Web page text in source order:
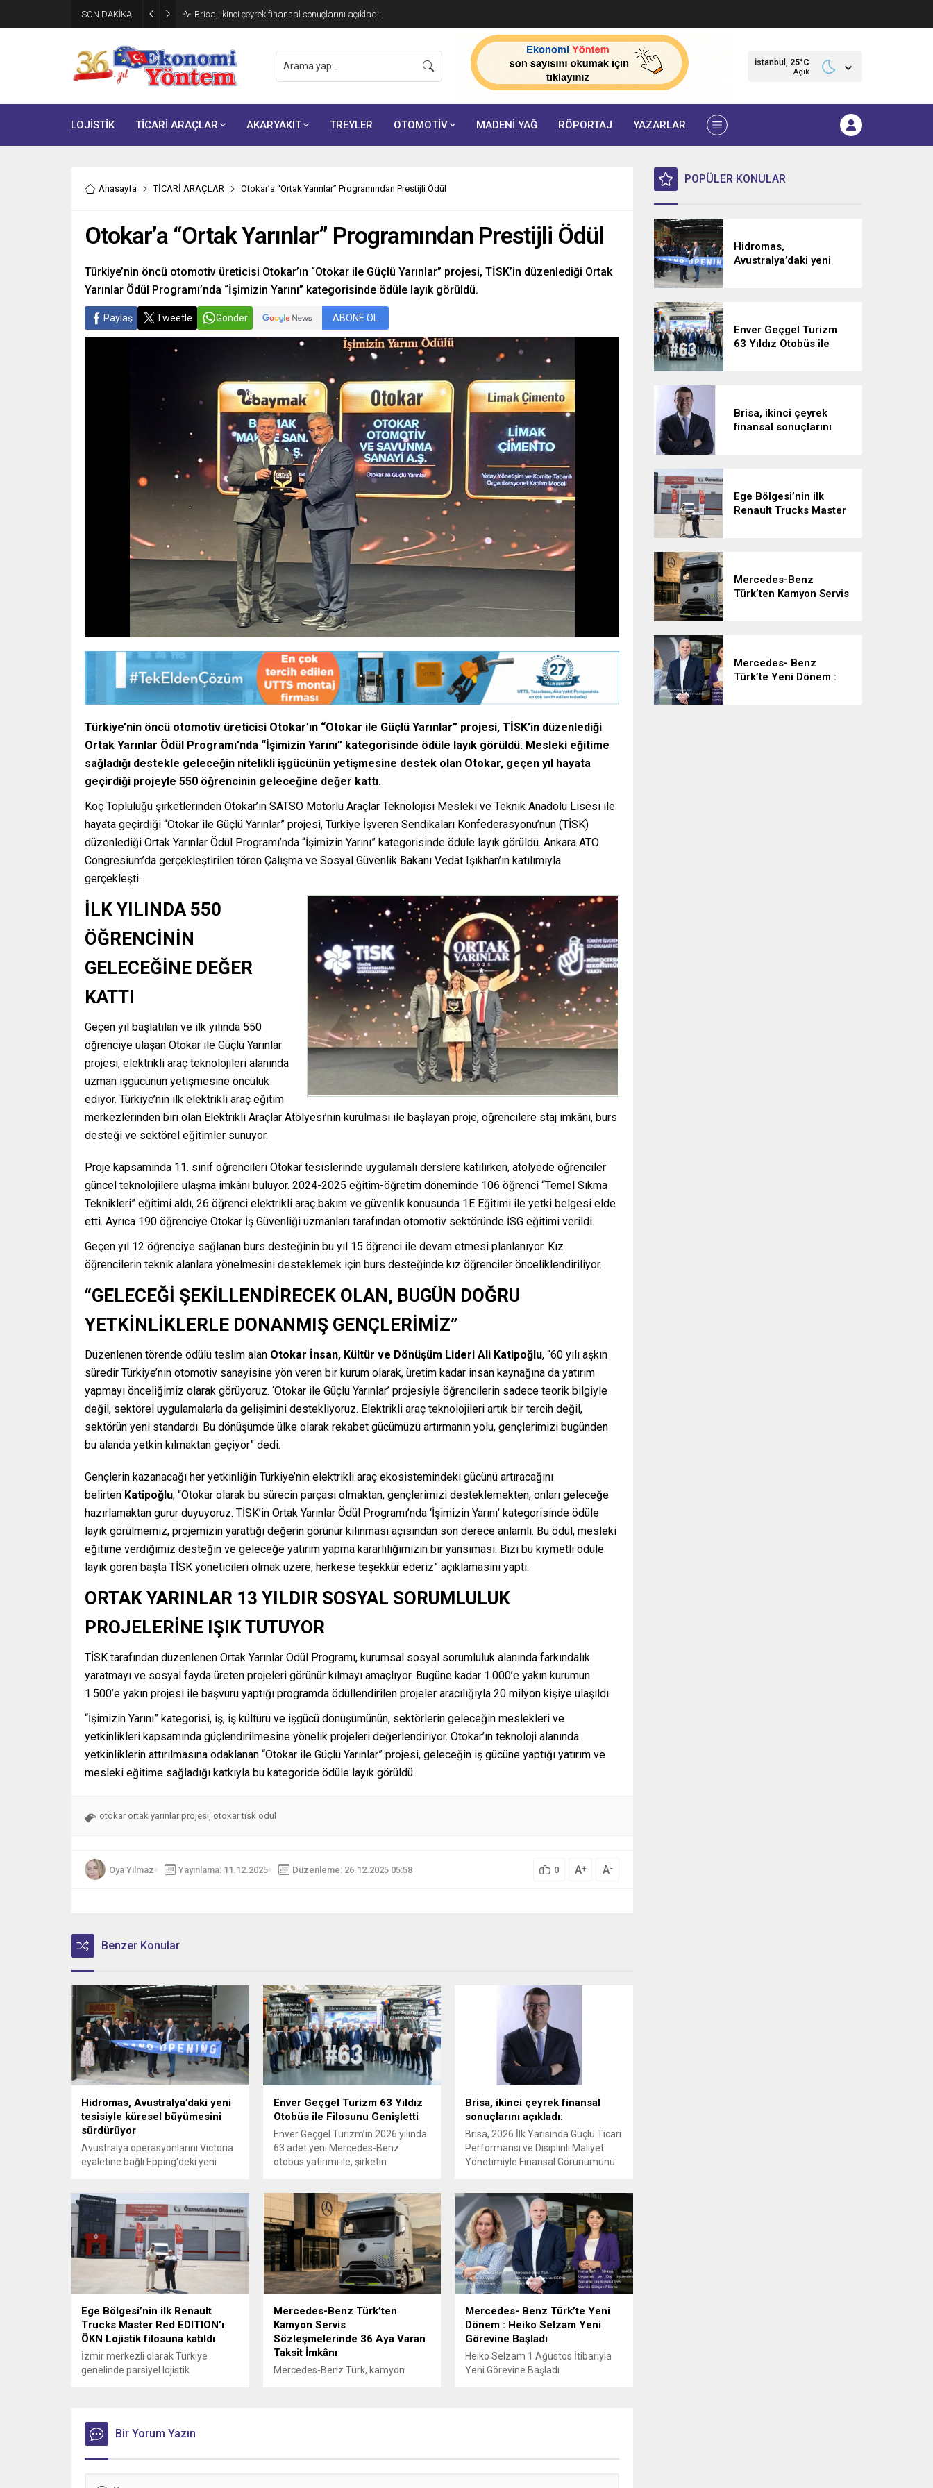
SON DAKİKA Brisa, ikinci çeyrek finansal sonuçlarını açıkladı:
İstanbul, 25°C
Açık
LOJİSTİK TİCARİ ARAÇLAR AKARYAKIT TREYLER OTOMOTİV MADENİ YAĞ RÖPORTAJ YAZARLAR
Anasayfa TİCARİ ARAÇLAR Otokar’a “Ortak Yarınlar” Programından Prestijli Ödül
Otokar’a “Ortak Yarınlar” Programından Prestijli Ödül
Türkiye’nin öncü otomotiv üreticisi Otokar’ın “Otokar ile Güçlü Yarınlar” projesi, TİSK’in düzenlediği Ortak
Yarınlar Ödül Programı’nda “İşimizin Yarını” kategorisinde ödüle layık görüldü.
Paylaş Tweetle Gönder ABONE OL
Türkiye’nin öncü otomotiv üreticisi Otokar’ın “Otokar ile Güçlü Yarınlar” projesi, TİSK’in düzenlediği
Ortak Yarınlar Ödül Programı’nda “İşimizin Yarını” kategorisinde ödüle layık görüldü. Mesleki eğitime
sağladığı destekle geleceğin nitelikli işgücünün yetişmesine destek olan Otokar, geçen yıl hayata
geçirdiği projeyle 550 öğrencinin geleceğine değer kattı.
Koç Topluluğu şirketlerinden Otokar’ın SATSO Motorlu Araçlar Teknolojisi Mesleki ve Teknik Anadolu Lisesi ile
hayata geçirdiği “Otokar ile Güçlü Yarınlar” projesi, Türkiye İşveren Sendikaları Konfederasyonu’nun (TİSK)
düzenlediği Ortak Yarınlar Ödül Programı’nda “İşimizin Yarını” kategorisinde ödüle layık görüldü. Ankara ATO
Congresium’da gerçekleştirilen tören Çalışma ve Sosyal Güvenlik Bakanı Vedat Işıkhan’ın katılımıyla
gerçekleşti.
İLK YILINDA 550
ÖĞRENCİNİN
GELECEĞİNE DEĞER
KATTI
Geçen yıl başlatılan ve ilk yılında 550
öğrenciye ulaşan Otokar ile Güçlü Yarınlar
projesi, elektrikli araç teknolojileri alanında
uzman işgücünün yetişmesine öncülük
ediyor. Türkiye’nin ilk elektrikli araç eğitim
merkezlerinden biri olan Elektrikli Araçlar Atölyesi’nin kurulması ile başlayan proje, öğrencilere staj imkânı, burs
desteği ve sektörel eğitimler sunuyor.
Proje kapsamında 11. sınıf öğrencileri Otokar tesislerinde uygulamalı derslere katılırken, atölyede öğrenciler
güncel teknolojilere ulaşma imkânı buluyor. 2024-2025 eğitim-öğretim döneminde 106 öğrenci “Temel Sıkma
Teknikleri” eğitimi aldı, 26 öğrenci elektrikli araç bakım ve güvenlik konusunda 1E Eğitimi ile yetki belgesi elde
etti. Ayrıca 190 öğrenciye Otokar İş Güvenliği uzmanları tarafından otomotiv sektöründe İSG eğitimi verildi.
Geçen yıl 12 öğrenciye sağlanan burs desteğinin bu yıl 15 öğrenci ile devam etmesi planlanıyor. Kız
öğrencilerin teknik alanlara yönelmesini desteklemek için burs desteğinde kız öğrenciler önceliklendiriliyor.
“GELECEĞİ ŞEKİLLENDİRECEK OLAN, BUGÜN DOĞRU
YETKİNLİKLERLE DONANMIŞ GENÇLERİMİZ”
Düzenlenen törende ödülü teslim alan Otokar İnsan, Kültür ve Dönüşüm Lideri Ali Katipoğlu, “60 yılı aşkın
süredir Türkiye’nin otomotiv sanayisine yön veren bir kurum olarak, üretim kadar insan kaynağına da yatırım
yapmayı önceliğimiz olarak görüyoruz. ‘Otokar ile Güçlü Yarınlar’ projesiyle öğrencilerin sadece teorik bilgiyle
değil, sektörel uygulamalarla da gelişimini destekliyoruz. Elektrikli araç teknolojileri artık bir tercih değil,
sektörün yeni standardı. Bu dönüşümde ülke olarak rekabet gücümüzü artırmanın yolu, gençlerimizi bugünden
bu alanda yetkin kılmaktan geçiyor” dedi.
Gençlerin kazanacağı her yetkinliğin Türkiye’nin elektrikli araç ekosistemindeki gücünü artıracağını
belirten Katipoğlu; “Otokar olarak bu sürecin parçası olmaktan, gençlerimizi desteklemekten, onları geleceğe
hazırlamaktan gurur duyuyoruz. TİSK’in Ortak Yarınlar Ödül Programı’nda ‘İşimizin Yarını’ kategorisinde ödüle
layık görülmemiz, projemizin yarattığı değerin görünür kılınması açısından son derece anlamlı. Bu ödül, mesleki
eğitime verdiğimiz desteğin ve geleceğe yatırım yapma kararlılığımızın bir yansıması. Bizi bu kıymetli ödüle
layık gören başta TİSK yöneticileri olmak üzere, herkese teşekkür ederiz” açıklamasını yaptı.
ORTAK YARINLAR 13 YILDIR SOSYAL SORUMLULUK
PROJELERİNE IŞIK TUTUYOR
TİSK tarafından düzenlenen Ortak Yarınlar Ödül Programı, kurumsal sosyal sorumluluk alanında farkındalık
yaratmayı ve sosyal fayda üreten projeleri görünür kılmayı amaçlıyor. Bugüne kadar 1.000’e yakın kurumun
1.500’e yakın projesi ile başvuru yaptığı programda ödüllendirilen projeler aracılığıyla 20 milyon kişiye ulaşıldı.
“İşimizin Yarını” kategorisi, iş, iş kültürü ve işgücü dönüşümünün, sektörlerin geleceğin meslekleri ve
yetkinlikleri kapsamında güçlendirilmesine yönelik projeleri değerlendiriyor. Otokar’ın teknoloji alanında
yetkinliklerin attırılmasına odaklanan “Otokar ile Güçlü Yarınlar” projesi, geleceğin iş gücüne yaptığı yatırım ve
mesleki eğitime sağladığı katkıyla bu kategoride ödüle layık görüldü.
otokar ortak yarınlar projesi, otokar tisk ödül
Oya Yılmaz Yayınlama: 11.12.2025 Düzenleme: 26.12.2025 05:58 0 A+ A-
Benzer Konular
Hidromas, Avustralya’daki yeni
tesisiyle küresel büyümesini
sürdürüyor
Avustralya operasyonlarını Victoria
eyaletine bağlı Epping'deki yeni
genişlemeye devam ediyor.
Enver Geçgel Turizm 63 Yıldız
Otobüs ile Filosunu Genişletti
Enver Geçgel Turizm’in 2026 yılında
63 adet yeni Mercedes-Benz
otobüs yatırımı ile, şirketin
Brisa, ikinci çeyrek finansal
sonuçlarını açıkladı:
Brisa, 2026 İlk Yarısında Güçlü Ticari
Performansı ve Disiplinli Maliyet
Yönetimiyle Finansal Görünümünü
Ege Bölgesi’nin ilk Renault
Trucks Master Red EDITION’ı
ÖKN Lojistik filosuna katıldı
İzmir merkezli olarak Türkiye
genelinde parsiyel lojistik
filosuna kattı.
Mercedes-Benz Türk’ten
Kamyon Servis
Sözleşmelerinde 36 Aya Varan
Taksit İmkânı
Mercedes-Benz Türk, kamyon
Mercedes- Benz Türk’te Yeni
Dönem : Heiko Selzam Yeni
Görevine Başladı
Heiko Selzam 1 Ağustos İtibarıyla
Yeni Görevine Başladı
Bir Yorum Yazın
POPÜLER KONULAR
Hidromas,
Avustralya’daki yeni
Enver Geçgel Turizm
63 Yıldız Otobüs ile
Brisa, ikinci çeyrek
finansal sonuçlarını
Ege Bölgesi’nin ilk
Renault Trucks Master
Mercedes-Benz
Türk’ten Kamyon Servis
Mercedes- Benz
Türk’te Yeni Dönem :